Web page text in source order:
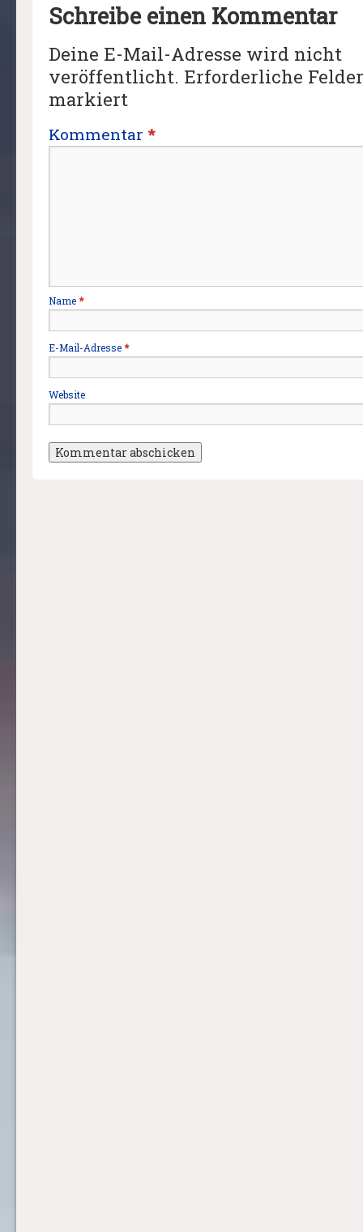
Schreibe einen Kommentar
Deine E-Mail-Adresse wird nicht
veröffentlicht. Erforderliche
markiert
Kommentar *
Name *
E-Mail-Adresse *
Website